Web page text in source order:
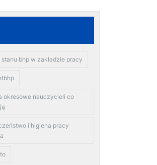
bhp w zakładzie pracy
okresowe nauczycieli co
i higiena pracy